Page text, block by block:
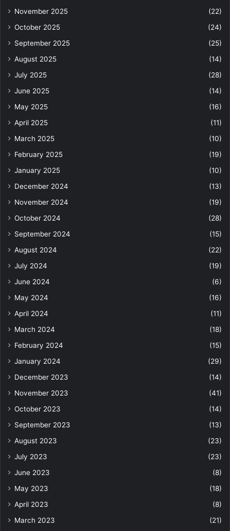
November 2025
(22)
October 2025
(24)
September 2025
(25)
August 2025
(14)
July 2025
(28)
June 2025
(14)
May 2025
(16)
April 2025
(11)
March 2025
(10)
February 2025
(19)
January 2025
(10)
December 2024
(13)
November 2024
(19)
October 2024
(28)
September 2024
(15)
August 2024
(22)
July 2024
(19)
June 2024
(6)
May 2024
(16)
April 2024
(11)
March 2024
(18)
February 2024
(15)
January 2024
(29)
December 2023
(14)
November 2023
(41)
October 2023
(14)
September 2023
(13)
August 2023
(23)
July 2023
(23)
June 2023
(8)
May 2023
(18)
April 2023
(8)
March 2023
(21)